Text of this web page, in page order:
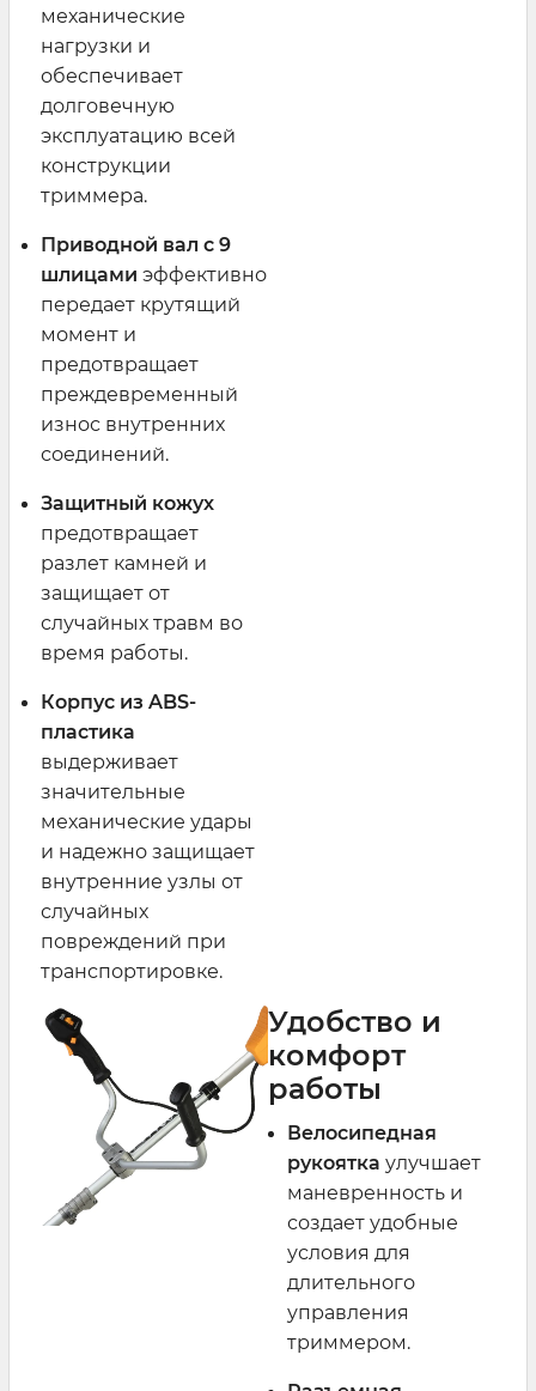
механические
нагрузки и
обеспечивает
долговечную
эксплуатацию всей
конструкции
триммера.
Приводной вал с 9
шлицами эффективно
передает крутящий
момент и
предотвращает
преждевременный
износ внутренних
соединений.
Защитный кожух
предотвращает
разлет камней и
защищает от
случайных травм во
время работы.
Корпус из ABS-
пластика
выдерживает
значительные
механические удары
и надежно защищает
внутренние узлы от
случайных
повреждений при
транспортировке.
Удобство и
комфорт
работы
Велосипедная
рукоятка улучшает
маневренность и
создает удобные
условия для
длительного
управления
триммером.